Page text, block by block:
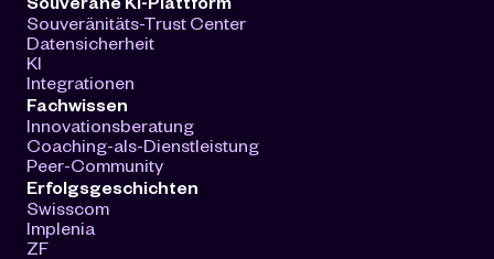
Souveränitäts-Trust Center
Datensicherheit
KI
Integrationen
Fachwissen
Innovationsberatung
Coaching-als-Dienstleistung
Peer-Community
Erfolgsgeschichten
Swisscom
Implenia
ZF